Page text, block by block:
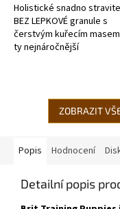
hvězdiček.
Holistické snadno
BEZ LEPKOVÉ granule s
čerstvým kuřecím
ty nejnáročnější
ZOBRAZIT
Popis Hodnocení
Detailní popis